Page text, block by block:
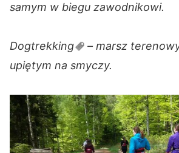
samym w biegu zawodnikowi.
Dogtrekking
– marsz
upiętym na smyczy.